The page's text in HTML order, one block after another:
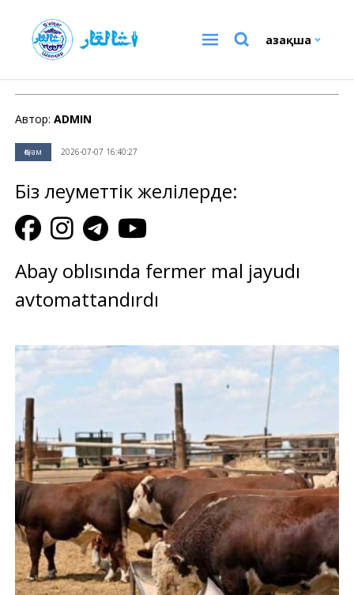
Қазақша
Автор: ADMIN
Қоғам 2026-07-07 16:40:27
Біз әлеуметтік желілерде:
Abay oblısında fermer mal jayudı
avtomattandırdı